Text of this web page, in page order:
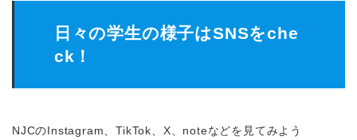
日々の学生の様子はSNSをche
ck！
NJCのInstagram、TikTok、X、noteなどを見てみよう